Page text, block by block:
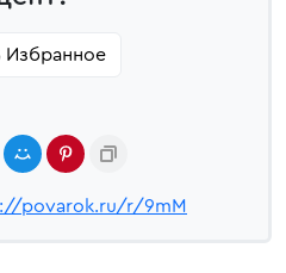
Избранное
povarok.ru/r/9mM